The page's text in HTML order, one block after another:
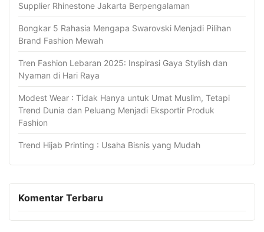
Supplier Rhinestone Jakarta Berpengalaman
Bongkar 5 Rahasia Mengapa Swarovski Menjadi Pilihan
Brand Fashion Mewah
Tren Fashion Lebaran 2025: Inspirasi Gaya Stylish dan
Nyaman di Hari Raya
Modest Wear : Tidak Hanya untuk Umat Muslim, Tetapi
Trend Dunia dan Peluang Menjadi Eksportir Produk
Fashion
Trend Hijab Printing : Usaha Bisnis yang Mudah
Komentar Terbaru